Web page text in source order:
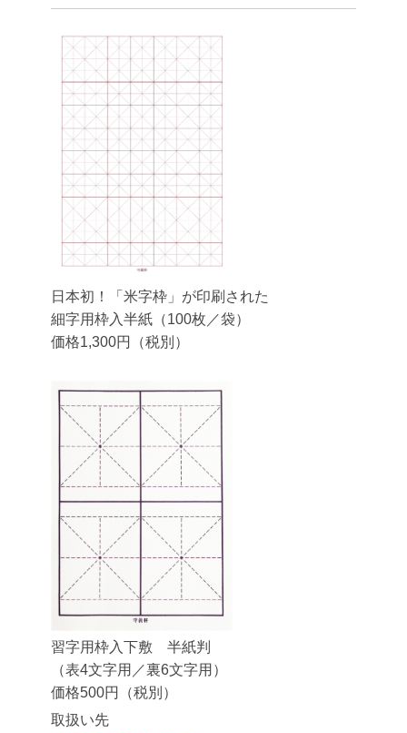
日本初！「米字枠」が印刷された
細字用枠入半紙（100枚／袋）
価格1,300円（税別）
習字用枠入下敷 半紙判
（表4文字用／裏6文字用）
価格500円（税別）
取扱い先